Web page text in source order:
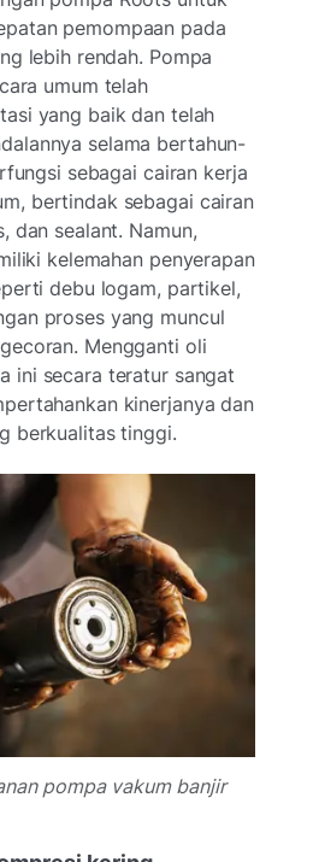
pemompaan pada
lebih rendah. Pompa
umum telah
yang baik dan telah
selama bertahun-
sebagai cairan kerja
bertindak sebagai cairan
dan sealant. Namun,
kelemahan penyerapan
debu logam, partikel,
proses yang muncul
Mengganti oli
ini secara teratur sangat
kinerjanya dan
berkualitas tinggi.
pompa vakum banjir